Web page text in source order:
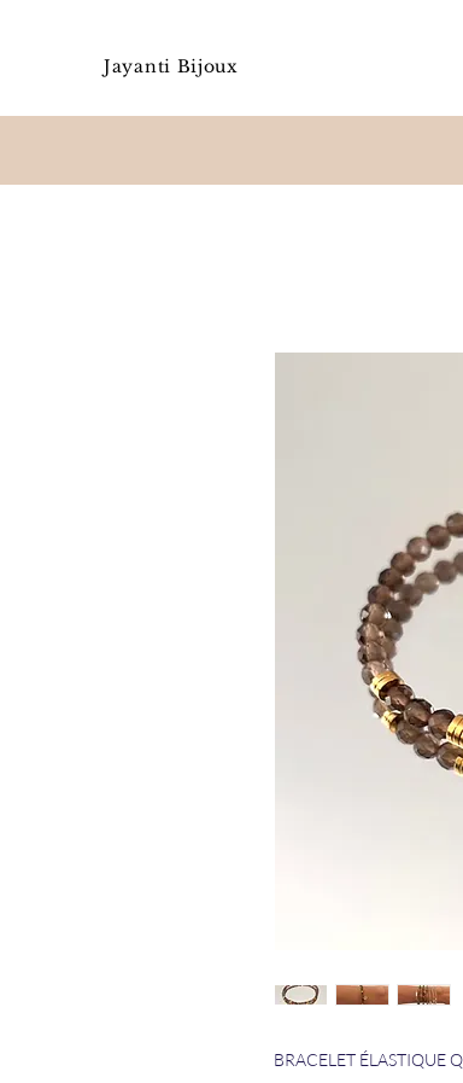
Jayanti Bijoux
BRACELET ÉLASTIQUE